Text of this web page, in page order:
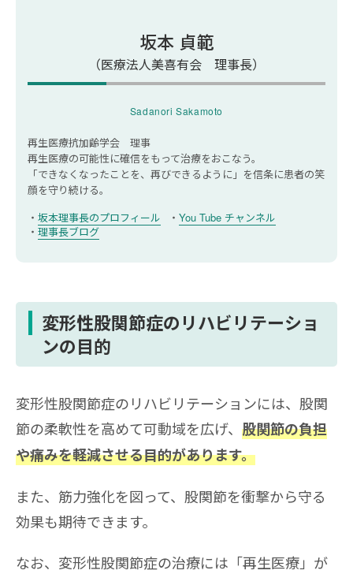
変形性股関節症を根本的に治療したい方は再生医
療も選択肢の一つ
知って症状悪化を防ごう
坂本 貞範
（医療法人美喜有会 理事長）
Sadanori Sakamoto
再生医療抗加齢学会 理事
再生医療の可能性に確信をもって治療をおこなう。
「できなくなったことを、再びできるように」を信条に患者の笑
顔を守り続ける。
坂本理事長のプロフィール
You Tube チャンネル
理事長ブログ
変形性股関節症のリハビリテーショ
ンの目的
変形性股関節症のリハビリテーションには、 股関
節の柔軟性を高めて可動域を広げ、 股関節の負担
や痛みを軽減させる目的があります。
また、筋力強化を図って、股関節を衝撃から守る
効果も期待できます。
なお、変形性股関節症の治療には「再生医療」が